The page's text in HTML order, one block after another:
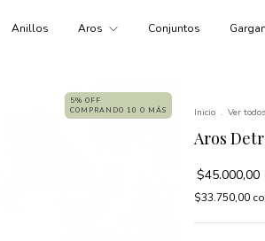
Anillos Aros Conjuntos
5% OFF
COMPRANDO 10 O MÁS
Inicio . Ver
Aros
$45.000,00
$33.750,00